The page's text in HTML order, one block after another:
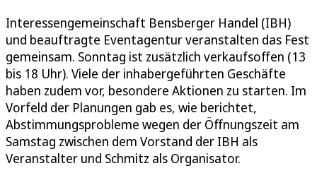
Interessengemeinschaft Bensberger Handel (IBH)
und beauftragte Eventagentur veranstalten das Fest
gemeinsam. Sonntag ist zusätzlich verkaufsoffen (13
bis 18 Uhr). Viele der inhabergeführten Geschäfte
haben zudem vor, besondere Aktionen zu starten. Im
Vorfeld der Planungen gab es, wie berichtet,
Abstimmungsprobleme wegen der Öffnungszeit am
Samstag zwischen dem Vorstand der IBH als
Veranstalter und Schmitz als Organisator.